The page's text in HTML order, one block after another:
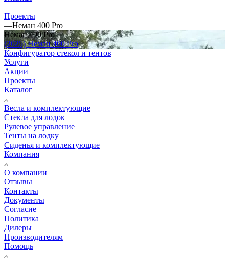
—
Проекты
—Неман 400 Pro
Неман 400 Pro
(2025) Неман 400 Pro
Конфигуратор стекол и тентов
Услуги
Акции
Проекты
Каталог
Весла и комплектующие
Стекла для лодок
Рулевое управление
Тенты на лодку
Сиденья и комплектующие
Компания
О компании
Отзывы
Контакты
Документы
Согласие
Политика
Дилеры
Производителям
Помощь